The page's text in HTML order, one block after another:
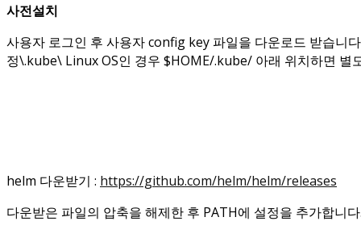
사전설치
사용자 로그인 후 사용자 config key 파일을 다운로드 받습니
정\.kube\ Linux OS인 경우 $HOME/.kube/ 아래 위치하면 별
helm 다운받기 : https://github.com/helm/helm/releases
다운받은 파일의 압축을 해제한 후 PATH에 설정을 추가합니